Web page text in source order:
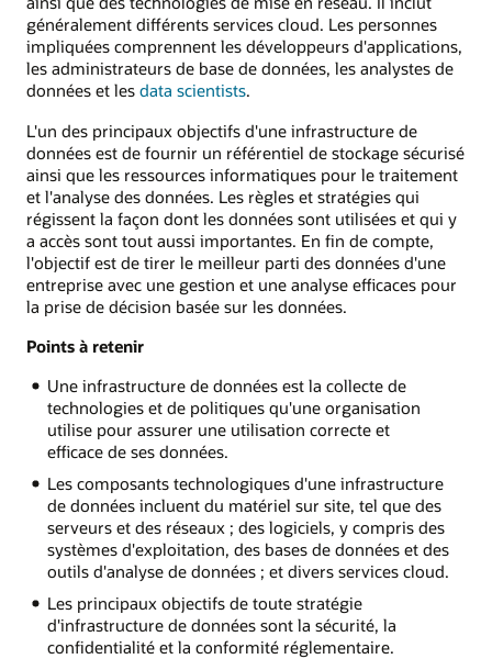
généralement différents services cloud. Les personnes
impliquées comprennent les développeurs d'applications,
les administrateurs de base de données, les analystes de
données et les data scientists.
L'un des principaux objectifs d'une infrastructure de
données est de fournir un référentiel de stockage sécurisé
ainsi que les ressources informatiques pour le traitement
et l'analyse des données. Les règles et stratégies qui
régissent la façon dont les données sont utilisées et qui y
a accès sont tout aussi importantes. En fin de compte,
l'objectif est de tirer le meilleur parti des données d'une
entreprise avec une gestion et une analyse efficaces pour
la prise de décision basée sur les données.
Points à retenir
Une infrastructure de données est la collecte de
technologies et de politiques qu'une organisation
utilise pour assurer une utilisation correcte et
efficace de ses données.
Les composants technologiques d'une infrastructure
de données incluent du matériel sur site, tel que des
serveurs et des réseaux ; des logiciels, y compris des
systèmes d'exploitation, des bases de données et des
outils d'analyse de données ; et divers services cloud.
Les principaux objectifs de toute stratégie
d'infrastructure de données sont la sécurité, la
confidentialité et la conformité réglementaire.